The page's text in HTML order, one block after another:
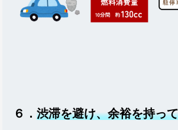
６．渋滞を避け、余裕を持っ